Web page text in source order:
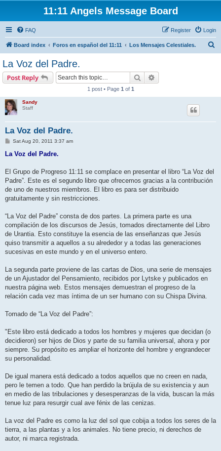
11:11 Angels Message Board
FAQ Login
Register
Board index Foros en español del 11:11 Los Mensajes Celestiales.
La Voz del Padre.
Post Reply Search
1 post • Page 1 of 1
Sandy
Staff
La Voz del Padre.
P
s
Sat Aug 20, 2011 3:37 am
La Voz del Padre.
El Grupo de Progreso 11:11 se complace en presentar el libro “La Voz del
Padre”. Este es el segundo libro que ofrecemos gracias a la contribución
de uno de nuestros miembros. El libro es para ser distribuido
gratuitamente y sin restricciones.
“La Voz del Padre” consta de dos partes. La primera parte es una
compilación de los discursos de Jesús, tomados directamente del Libro
de Urantia. Esto constituye la esencia de las enseñanzas que Jesús
quiso transmitir a aquellos a su alrededor y a todas las generaciones
sucesivas en este mundo y en el universo entero.
La segunda parte proviene de las cartas de Dios, una serie de mensajes
de un Ajustador del Pensamiento, recibidos por Lytske y publicados en
nuestra página web. Estos mensajes demuestran el progreso de la
relación cada vez mas íntima de un ser humano con su Chispa Divina.
Tomado de “La Voz del Padre”:
"Este libro está dedicado a todos los hombres y mujeres que decidan (o
decidieron) ser hijos de Dios y parte de su familia universal, ahora y por
siempre. Su propósito es ampliar el horizonte del hombre y engrandecer
su personalidad.
De igual manera está dedicado a todos aquellos que no creen en nada,
pero le temen a todo. Que han perdido la brújula de su existencia y aun
en medio de las tribulaciones y desesperanzas de la vida, buscan la más
tenue luz para resurgir cual ave fénix de las cenizas.
La voz del Padre es como la luz del sol que cobija a todos los seres de la
tierra, a las plantas y a los animales. No tiene precio, ni derechos de
autor, ni marca registrada.